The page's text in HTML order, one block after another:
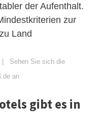
der Aufenthalt.
zur
Land
| Sehen Sie sich die
an
gibt es in